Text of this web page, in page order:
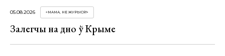
05.08.2026 «МАМА, НЕ ЖУРЫСЯ!»
Залегчы на дно ў Крыме